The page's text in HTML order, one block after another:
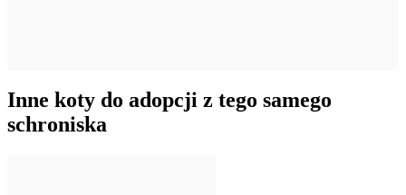
Inne koty do adopcji z tego samego
schroniska